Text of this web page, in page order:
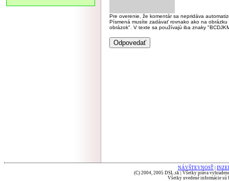
Pre overenie, že komentár sa nepridáva
Písmená musíte zadávať rovnako ako na
obrázok". V texte sa používajú iba znaky
NÁVŠTEVNOSŤ
(C) 2004, 2005 DSL.sk | Všetky práva
Všetky uvedené informácie sú